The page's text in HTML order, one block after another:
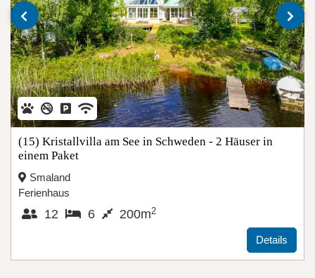
(15) Kristallvilla am See in Schweden - 2 Häuser in
einem Paket
Smaland
Ferienhaus
12 6 200m2
Details
‹ ›